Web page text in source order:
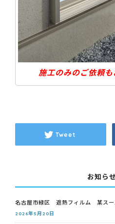
施工のみのご依頼
Tweet
お知ら
名古屋市緑区 遮熱フィルム 某スー
2026年5月20日